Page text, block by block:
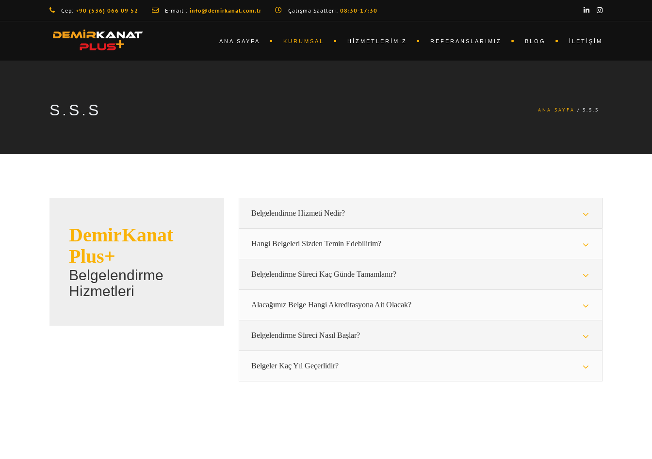
Cep: +90 (536) 066 09 52 E-mail : info@demirkanat.com.tr Çalışma Saatleri: 08:30-17:30
ANA SAYFA KURUMSAL HIZMETLERIMIZ REFERANSLARIMIZ BLOG İLETIŞIM
S.S.S ANA SAYFA S.S.S
DemirKanat
Plus+
Belgelendirme
Hizmetleri
Belgelendirme Hizmeti Nedir?
Hangi Belgeleri Sizden Temin Edebilirim?
Belgelendirme Süreci Kaç Günde Tamamlanır?
Alacağımız Belge Hangi Akreditasyona Ait Olacak?
Belgelendirme Süreci Nasıl Başlar?
Belgeler Kaç Yıl Geçerlidir?